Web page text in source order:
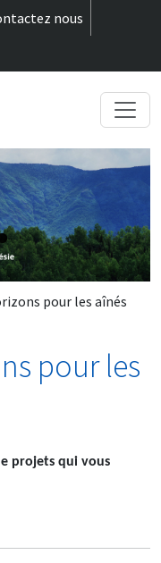
nous
pour les aînés
pour les
projets qui vous